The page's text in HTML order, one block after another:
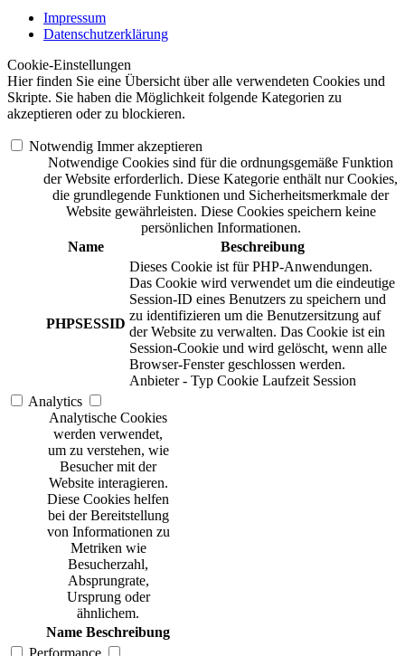
Impressum
Datenschutzerklärung
Cookie-Einstellungen
Hier finden Sie eine Übersicht über alle verwendeten Cookies und
Skripte. Sie haben die Möglichkeit folgende Kategorien zu
akzeptieren oder zu blockieren.
Notwendig Immer akzeptieren
Notwendige Cookies sind für die ordnungsgemäße Funktion
der Website erforderlich. Diese Kategorie enthält nur Cookies,
die grundlegende Funktionen und Sicherheitsmerkmale der
Website gewährleisten. Diese Cookies speichern keine
persönlichen Informationen.
Name
Beschreibung
PHPSESSID
Dieses Cookie ist für PHP-Anwendungen.
Das Cookie wird verwendet um die eindeutige
Session-ID eines Benutzers zu speichern und
zu identifizieren um die Benutzersitzung auf
der Website zu verwalten. Das Cookie ist ein
Session-Cookie und wird gelöscht, wenn alle
Browser-Fenster geschlossen werden.
Anbieter - Typ Cookie Laufzeit Session
Analytics
Analytische Cookies
werden verwendet,
um zu verstehen, wie
Besucher mit der
Website interagieren.
Diese Cookies helfen
bei der Bereitstellung
von Informationen zu
Metriken wie
Besucherzahl,
Absprungrate,
Ursprung oder
ähnlichem.
Name Beschreibung
Performance